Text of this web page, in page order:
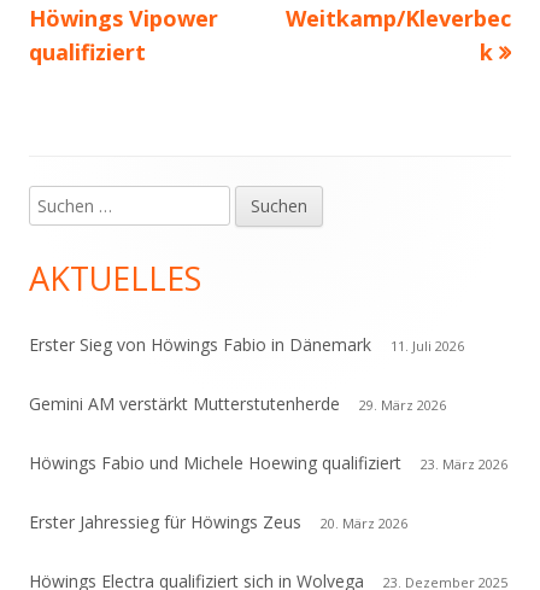
Höwings Vipower
qualifiziert
Weitkamp/Kleverbec
k
Haupt-
Seitenleiste
Suchen
nach:
AKTUELLES
Erster Sieg von Höwings Fabio in Dänemark 11. Juli 2026
Gemini AM verstärkt Mutterstutenherde 29. März 2026
Höwings Fabio und Michele Hoewing qualifiziert 23. März 2026
Erster Jahressieg für Höwings Zeus 20. März 2026
Höwings Electra qualifiziert sich in Wolvega 23. Dezember 2025